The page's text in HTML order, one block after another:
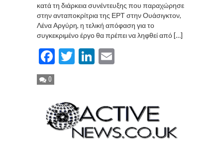
κατά τη διάρκεια συνέντευξης που παραχώρησε
στην ανταποκρίτρια της ΕΡΤ στην Ουάσιγκτον,
Λένα Αργύρη, η τελική απόφαση για το
συγκεκριμένο έργο θα πρέπει να ληφθεί από […]
Facebook
TwitterLinkedIn
0